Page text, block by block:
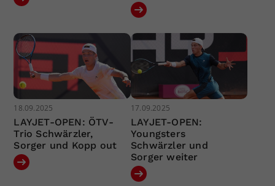
18.09.2025
LAYJET-OPEN: ÖTV-
Trio Schwärzler,
Sorger und Kopp out
17.09.2025
LAYJET-OPEN:
Youngsters
Schwärzler und
Sorger weiter